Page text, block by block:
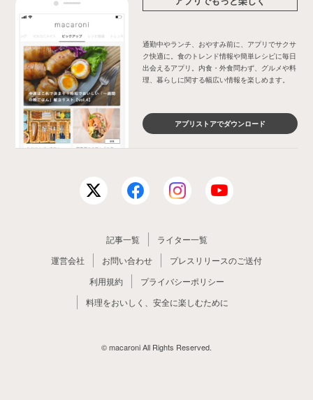
通勤中やランチ、おやすみ前に、アプリでサクサ
ク快適に。食のトレンド情報や簡単レシピに毎日
出会えるアプリ。内食・外食問わず、グルメや料
理、暮らしに関する幅広い情報を楽しめます。
アプリストアでダウンロード
記事一覧
ライター一覧
運営会社
お問い合わせ
プレスリリースのご送付
利用規約
プライバシーポリシー
料理をおいしく、安全に楽しむために
© macaroni All Rights Reserved.